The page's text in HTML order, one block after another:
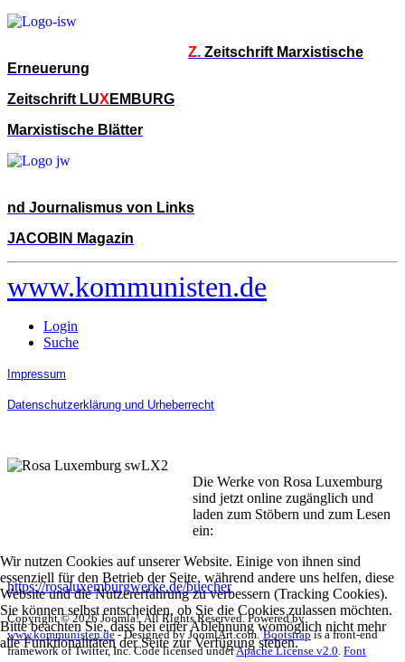
Z. Zeitschrift Marxistische
Erneuerung
Zeitschrift LUX EMBURG
Marxistische Blätter
nd Journalismus von Links
JACOBIN Magazin
www.kommunisten.de
Login
Suche
Impressum
Datenschutzerklärung und Urheberrecht
Die Werke von Rosa Luxemburg
sind jetzt online zugänglich und
laden zum Stöbern und zum Lesen
ein:
https://rosaluxemburgwerke.de/buecher
Copyright © 2026 Joomla!. All Rights Reserved. Powered by
www.kommunisten.de- Designed by JoomlArt.com. Bootstrapis a front-end
framework of Twitter, Inc. Code licensed underApache License v2.0. Font
Wir nutzen Cookies auf unserer Website. Einige von ihnen sind
essenziell für den Betrieb der Seite, während andere uns helfen, diese
Website und die Nutzererfahrung zu verbessern (Tracking Cookies).
Sie können selbst entscheiden, ob Sie die Cookies zulassen möchten.
Bitte beachten Sie, dass bei einer Ablehnung womöglich nicht mehr
alle Funktionalitäten der Seite zur Verfügung stehen.